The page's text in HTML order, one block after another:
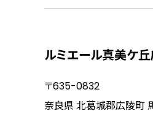
ルミエール真美ケ
〒635-0832
奈良県 北葛城郡広陵町